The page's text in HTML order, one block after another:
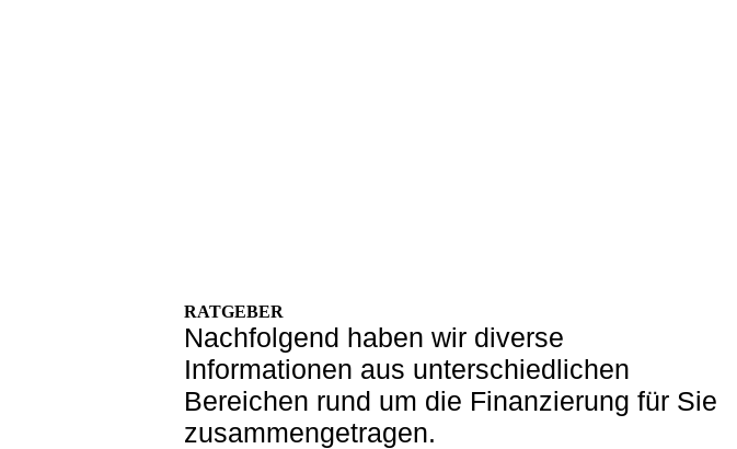
RATGEBER
Nachfolgend haben wir diverse
Informationen aus unterschiedlichen
Bereichen rund um die Finanzierung für Sie
zusammengetragen.